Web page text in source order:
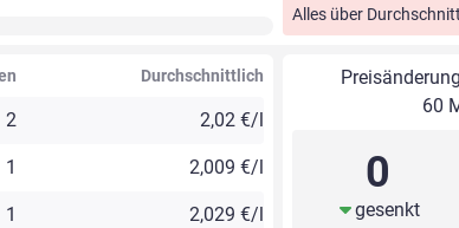
Alles über
Durchschnittlich
2 2,02 €/l
1 2,009 €/l
1 2,029 €/l
60
0
gesenkt